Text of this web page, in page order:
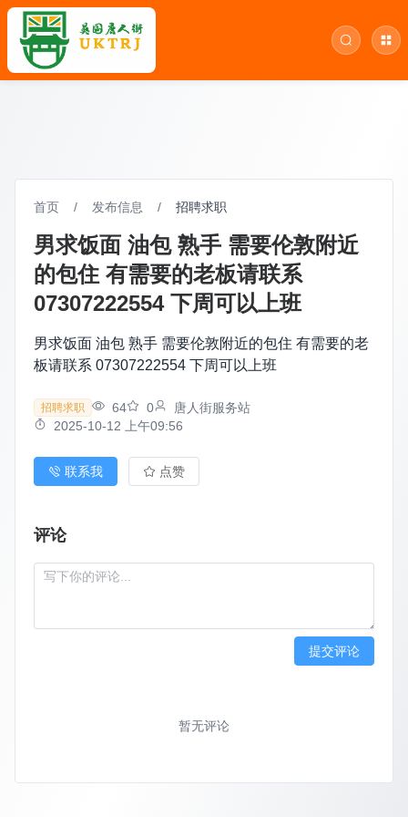
首页 / 发布信息 / 招聘求职
男求饭面 油包 熟手 需要伦敦附近
的包住 有需要的老板请联系
07307222554 下周可以上班
男求饭面 油包 熟手 需要伦敦附近的包住 有需要的老
板请联系 07307222554 下周可以上班
招聘求职 64 0
唐人街服务站
2025-10-12 上午09:56
联系我 点赞
评论
提交评论
暂无评论